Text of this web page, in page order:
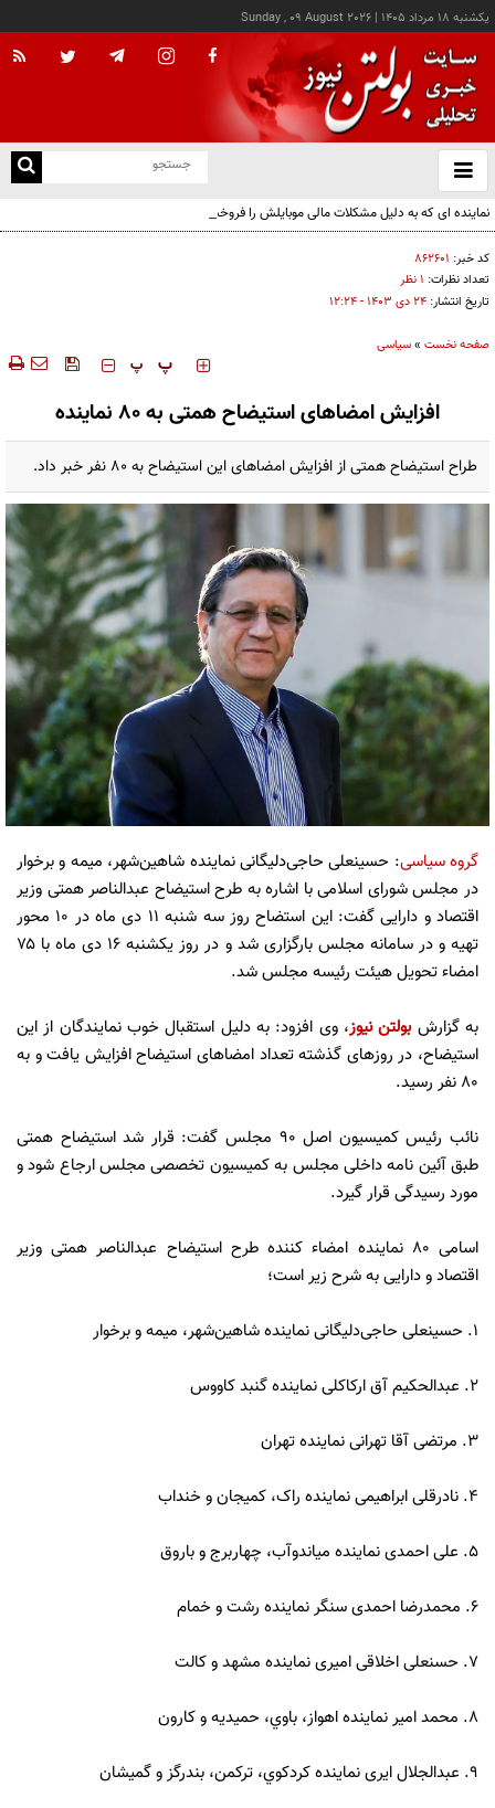
يکشنبه ۱۸ مرداد ۱۴۰۵ |
Sunday , 09 August 2026
باز
و
نماینده ای که به دلیل مشکلات مالی موبایلش را فروخت
کد خبر: ۸۶۲۶۰۱
تعداد نظرات: ۱ نظر
تاریخ انتشار: ۲۴ دی ۱۴۰۳ - ۱۲:۲۴
صفحه نخست »سیاسی
‍‍‍ پ پ
افزایش امضاهای استیضاح همتی به ۸۰ نماینده
طراح استیضاح همتی از افزایش امضاهای این استیضاح به ۸۰ نفر خبر داد.
گروه سیاسی: حسینعلی حاجی‌دلیگانی نماینده شاهین‌شهر، میمه و برخوار
در مجلس شورای اسلامی با اشاره به طرح استیضاح عبدالناصر همتی وزیر
اقتصاد و دارایی گفت: این استضاح روز سه شنبه 11 دی ماه در ۱۰ محور
تهیه و در سامانه مجلس بارگزاری شد و در روز یکشنبه 16 دی ماه با ۷۵
امضاء تحویل هیئت رئیسه مجلس شد.
به گزارشبولتن نیوز، وی افزود: به دلیل استقبال خوب نمایندگان از این
استیضاح، در روزهای گذشته تعداد امضاهای استیضاح افزایش یافت و به
80 نفر رسید.
نائب رئیس کمیسیون اصل 90 مجلس گفت: قرار شد استیضاح همتی
طبق آئین نامه داخلی مجلس به کمیسیون تخصصی مجلس ارجاع شود و
مورد رسیدگی قرار گیرد.
اسامی 80 نماینده امضاء کننده طرح استیضاح عبدالناصر همتی وزیر
اقتصاد و دارایی به شرح زیر است؛
1. حسینعلی حاجی‌دلیگانی نماینده شاهین‌شهر، میمه و برخوار
2. عبدالحکیم آق ارکاکلی نماینده گنبد کاووس
3. مرتضی آقا تهرانی نماینده تهران
4. نادرقلی ابراهیمی نماینده راک، کمیجان و خنداب
5. علی احمدی نماینده میاندوآب، چهاربرج و باروق
6. محمدرضا احمدی سنگر نماینده رشت و خمام
7. حسنعلی اخلاقی امیری نماینده مشهد و کالت
8. محمد امیر نماینده اهواز، باوي، حمیدیه و کارون
9. عبدالجلال ایری نماینده کردکوي، ترکمن، بندرگز و گمیشان